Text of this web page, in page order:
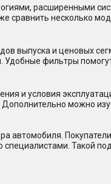
расширенными
сравнить несколько
выпуска и ценовых
фильтры
и условия
можно
автомобиля.
Такой